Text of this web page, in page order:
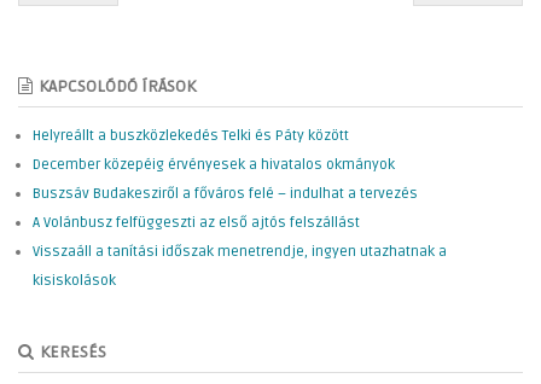
KAPCSOLÓDÓ ÍRÁSOK
Helyreállt a buszközlekedés Telki és Páty között
December közepéig érvényesek a hivatalos okmányok
Buszsáv Budakesziről a főváros felé – indulhat a tervezés
A Volánbusz felfüggeszti az első ajtós felszállást
Visszaáll a tanítási időszak menetrendje, ingyen utazhatnak a
kisiskolások
KERESÉS